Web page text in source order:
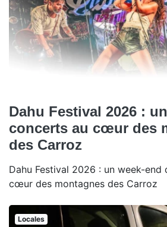
Dahu Festival 2026 :
concerts au cœur des
des Carroz
Dahu Festival 2026 : un week-end
cœur des montagnes des Carroz
Locales